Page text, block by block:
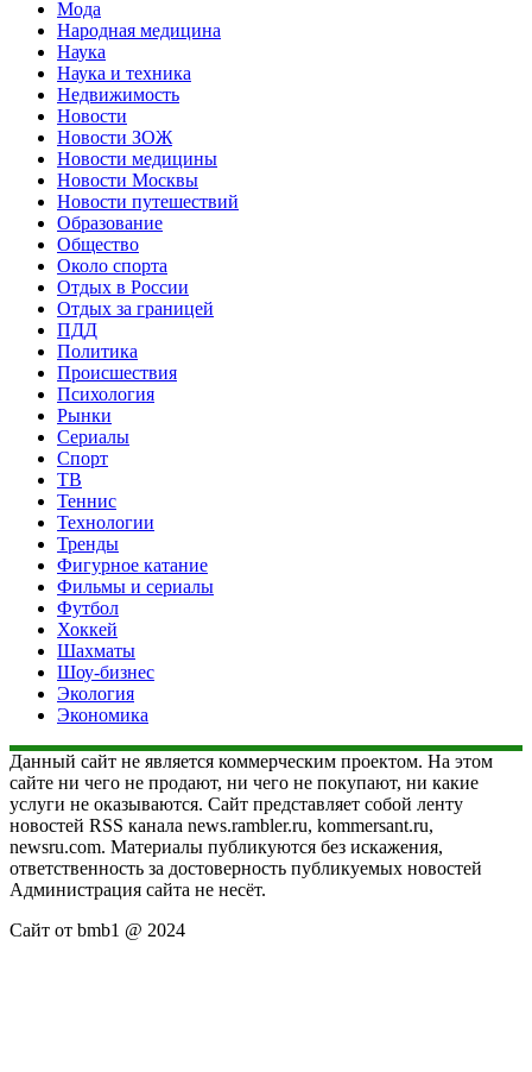
Мода
Народная медицина
Наука
Наука и техника
Недвижимость
Новости
Новости ЗОЖ
Новости медицины
Новости Москвы
Новости путешествий
Образование
Общество
Около спорта
Отдых в России
Отдых за границей
ПДД
Политика
Происшествия
Психология
Рынки
Сериалы
Спорт
ТВ
Теннис
Технологии
Тренды
Фигурное катание
Фильмы и сериалы
Футбол
Хоккей
Шахматы
Шоу-бизнес
Экология
Экономика
Данный сайт не является коммерческим проектом. На этом
сайте ни чего не продают, ни чего не покупают, ни какие
услуги не оказываются. Сайт представляет собой ленту
новостей RSS канала news.rambler.ru, kommersant.ru,
newsru.com. Материалы публикуются без искажения,
ответственность за достоверность публикуемых новостей
Администрация сайта не несёт.
Сайт от bmb1 @ 2024